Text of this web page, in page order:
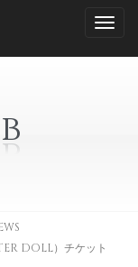
DOLL）チケット